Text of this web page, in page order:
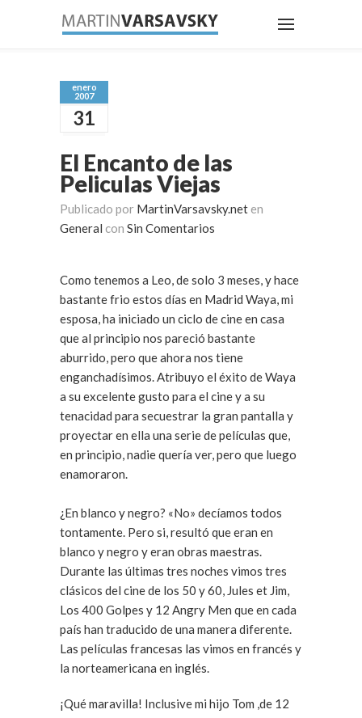
enero
2007
31
El Encanto de las
Peliculas Viejas
Publicado por MartinVarsavsky.net en
General con Sin Comentarios
Como tenemos a Leo, de solo 3 meses, y hace
bastante frio estos días en Madrid Waya, mi
esposa, ha iniciado un ciclo de cine en casa
que al principio nos pareció bastante
aburrido, pero que ahora nos tiene
enganchadísimos. Atribuyo el éxito de Waya
a su excelente gusto para el cine y a su
tenacidad para secuestrar la gran pantalla y
proyectar en ella una serie de películas que,
en principio, nadie quería ver, pero que luego
enamoraron.
¿En blanco y negro? «No» decíamos todos
tontamente. Pero si, resultó que eran en
blanco y negro y eran obras maestras.
Durante las últimas tres noches vimos tres
clásicos del cine de los 50 y 60, Jules et Jim,
Los 400 Golpes y 12 Angry Men que en cada
país han traducido de una manera diferente.
Las películas francesas las vimos en francés y
la norteamericana en inglés.
¡Qué maravilla! Inclusive mi hijo Tom ,de 12